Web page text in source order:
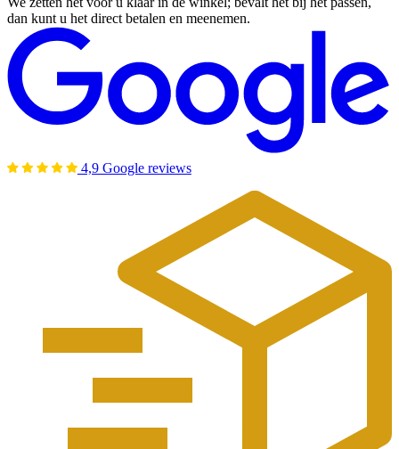
dan kunt u het direct betalen en meenemen.
4,9 Google reviews